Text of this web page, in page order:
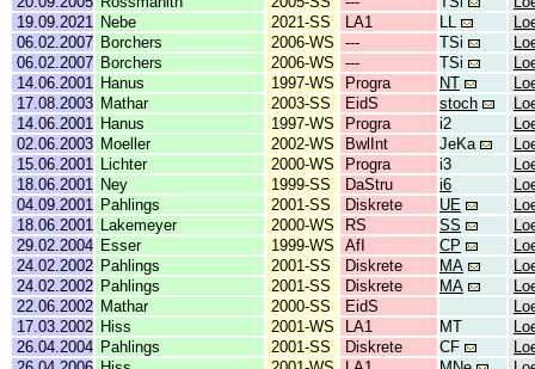
19.09.2021
Nebe 2021-SS LA1
06.02.2007 Borchers 2006-WS --- TSi
06.02.2007 Borchers 2006-WS --- TSi
14.06.2001
Hanus 1997-WS Progra NT
17.08.2003 Mathar 2003-SS EidS stoch
14.06.2001
Hanus 1997-WS Progra i2
02.06.2003 Moeller 2002-WS BwlInt JeKa
15.06.2001
Lichter 2000-WS Progra i3
18.06.2001
Ney 1999-SS DaStru i6
04.09.2001
Pahlings 2001-SS Diskrete UE
18.06.2001
Lakemeyer 2000-WS RS SS
29.02.2004 Esser 1999-WS AfI CP
24.02.2002 Pahlings 2001-SS Diskrete MA
24.02.2002 Pahlings 2001-SS Diskrete MA
22.06.2002 Mathar 2000-SS EidS
17.03.2002 Hiss 2001-WS LA1 MT
26.04.2004 Pahlings 2001-SS Diskrete CF